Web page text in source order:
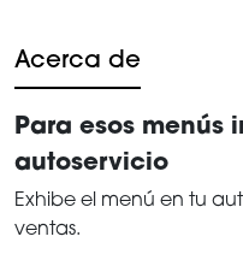
Acerca de
Para esos menús
autoservicio
Exhibe el menú en tu
ventas.